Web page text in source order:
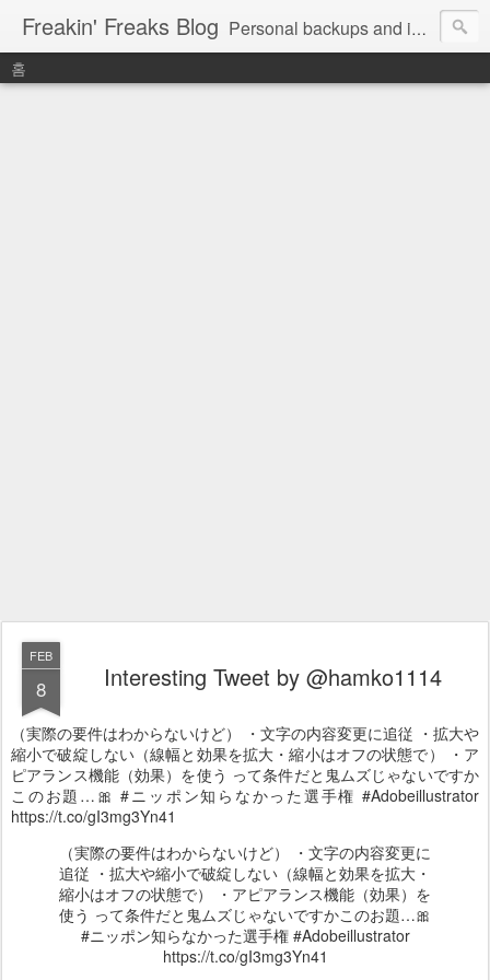
Freakin' Freaks Blog Personal backups and interests
홈
FEB
8 Interesting Tweet by @hamko1114
（実際の要件はわからないけど） ・文字の内容変更に追従 ・拡大や
縮小で破綻しない（線幅と効果を拡大・縮小はオフの状態で） ・ア
ピアランス機能（効果）を使う って条件だと鬼ムズじゃないですか
このお題…🎀 #ニッポン知らなかった選手権 #Adobeillustrator
https://t.co/gI3mg3Yn41
（実際の要件はわからないけど） ・文字の内容変更に
追従 ・拡大や縮小で破綻しない（線幅と効果を拡大・
縮小はオフの状態で） ・アピアランス機能（効果）を
使う って条件だと鬼ムズじゃないですかこのお題…🎀
#ニッポン知らなかった選手権 #Adobeillustrator
https://t.co/gI3mg3Yn41